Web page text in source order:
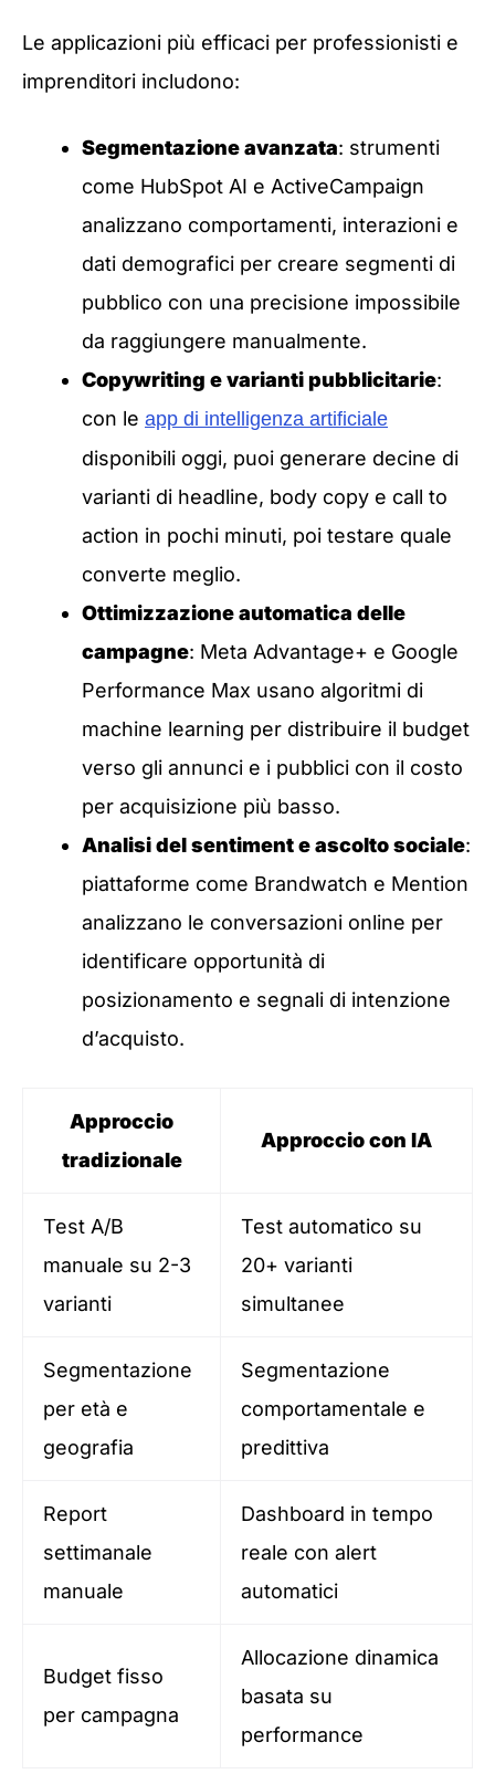
Le applicazioni più efficaci per professionisti e
imprenditori includono:
Segmentazione avanzata: strumenti
come HubSpot AI e ActiveCampaign
analizzano comportamenti, interazioni e
dati demografici per creare segmenti di
pubblico con una precisione impossibile
da raggiungere manualmente.
Copywriting e varianti pubblicitarie:
con le app di intelligenza artificiale
disponibili oggi, puoi generare decine di
varianti di headline, body copy e call to
action in pochi minuti, poi testare quale
converte meglio.
Ottimizzazione automatica delle
campagne: Meta Advantage+ e Google
Performance Max usano algoritmi di
machine learning per distribuire il budget
verso gli annunci e i pubblici con il costo
per acquisizione più basso.
Analisi del sentiment e ascolto sociale:
piattaforme come Brandwatch e Mention
analizzano le conversazioni online per
identificare opportunità di
posizionamento e segnali di intenzione
d’acquisto.
Approccio
tradizionale
Approccio con IA
Test A/B
manuale su 2-3
varianti
Test automatico su
20+ varianti
simultanee
Segmentazione
per età e
geografia
Segmentazione
comportamentale e
predittiva
Report
settimanale
manuale
Dashboard in tempo
reale con alert
automatici
Budget fisso
per campagna
Allocazione dinamica
basata su
performance